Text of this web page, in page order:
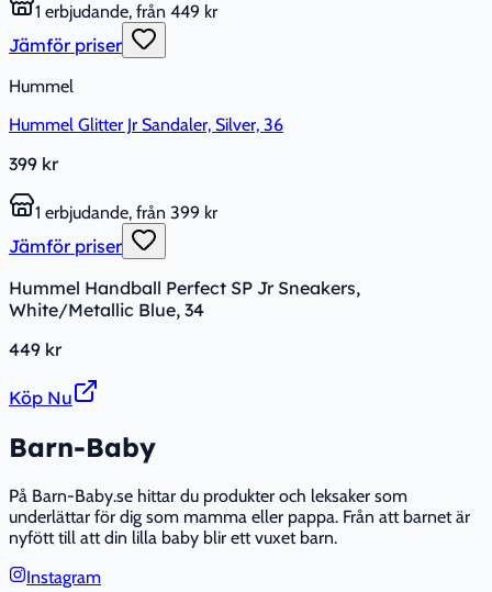
1 erbjudande, från 449 kr
Jämför priser
Hummel
Hummel Glitter Jr Sandaler, Silver, 36
399 kr
1 erbjudande, från 399 kr
Jämför priser
Hummel Handball Perfect SP Jr Sneakers,
White/Metallic Blue, 34
449 kr
Köp Nu
Barn-Baby
På Barn-Baby.se hittar du produkter och leksaker som
underlättar för dig som mamma eller pappa. Från att barnet är
nyfött till att din lilla baby blir ett vuxet barn.
Instagram